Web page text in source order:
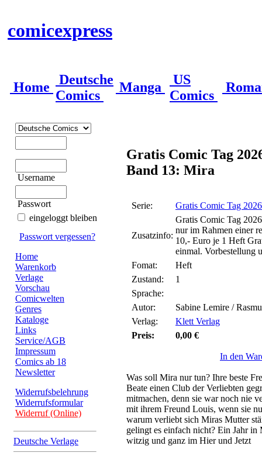
comicexpress
Home
Deutsche
Comics
Manga
US
Comics
Username
Passwort
eingeloggt bleiben
Passwort vergessen?
Home
Warenkorb
Verlage
Vorschau
Comicwelten
Genres
Kataloge
Links
Service/AGB
Impressum
Comics ab 18
Newsletter
Widerrufsbelehrung
Widerrufsformular
Widerruf (Online)
Deutsche Verlage
Gratis Comic Tag
Band 13: Mira
Serie: Gratis Comic Tag 2026
Zusatzinfo:
Gratis Comic Tag
nur im Rahmen einer
10,- Euro je 1 Heft
einmal. Vorbestellung
Fomat:
Heft
Zustand:
1
Sprache:
Autor:
Sabine Lemire /
Verlag:
Klett Verlag
Preis:
0,00 €
In den
Was soll Mira nur tun? Ihre beste
Beate einen Club der Verliebten
mitmachen, denn sie war noch nie
mit ihrem Freund Louis, wenn sie
warum verliebt sich Miras Mutter
gelingt es einfach nicht? Ein Jahr
witzig und ganz im Hier und Jetzt